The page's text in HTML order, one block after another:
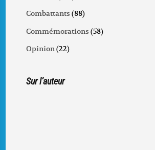
Combattants (88)
Commémorations (58)
Opinion(22)
Sur l’auteur